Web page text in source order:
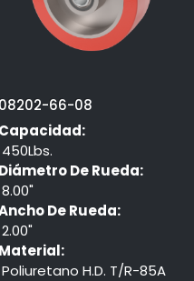
08202-66-08
Capacidad:
450Lbs.
Diámetro De Rueda:
8.00"
De Rueda:
2.00"
Material:
Poliuretano H.D. T/R-85A